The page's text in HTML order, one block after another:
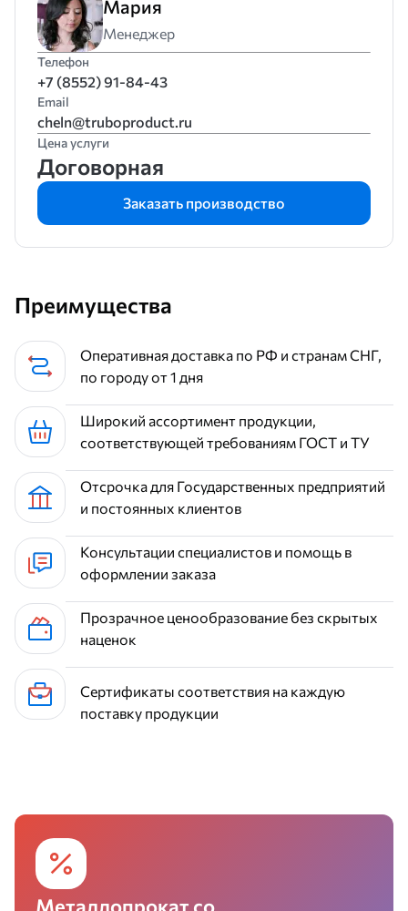
Мария
Менеджер
Телефон
+7 (8552) 91-84-43
Email
cheln@truboproduct.ru
Цена услуги
Договорная
Заказать производство
Преимущества
Оперативная доставка по РФ и странам СНГ,
по городу от 1 дня
Широкий ассортимент продукции,
соответствующей требованиям ГОСТ и ТУ
Отсрочка для Государственных предприятий
и постоянных клиентов
Консультации специалистов и помощь в
оформлении заказа
Прозрачное ценообразование без скрытых
наценок
Сертификаты соответствия на каждую
поставку продукции